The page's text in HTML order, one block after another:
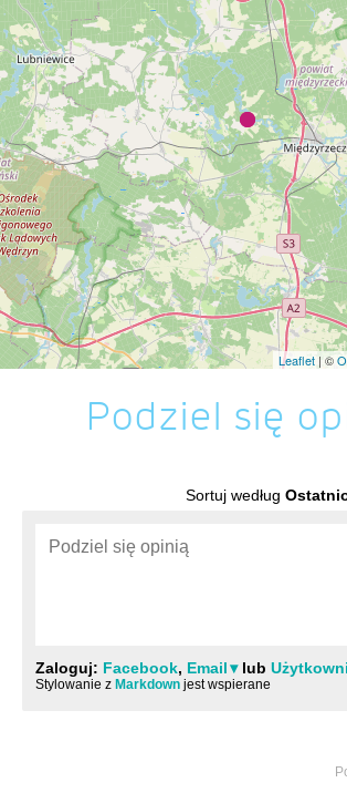
Leaflet | ©
Podziel się